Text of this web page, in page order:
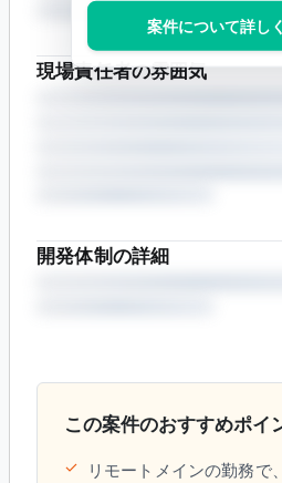
現場責任者の雰囲気
開発体制の詳細
案件について詳し
この案件のおすすめポイ
✓
リモートメインの勤務で